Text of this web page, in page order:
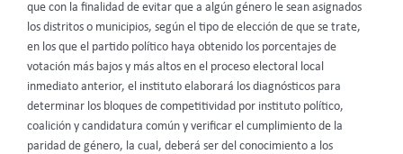
que con la finalidad de evitar que a algún género le sean asignados
los distritos o municipios, según el tipo de elección de que se trate,
en los que el partido político haya obtenido los porcentajes de
votación más bajos y más altos en el proceso electoral local
inmediato anterior, el instituto elaborará los diagnósticos para
determinar los bloques de competitividad por instituto político,
coalición y candidatura común y verificar el cumplimiento de la
paridad de género, la cual, deberá ser del conocimiento a los